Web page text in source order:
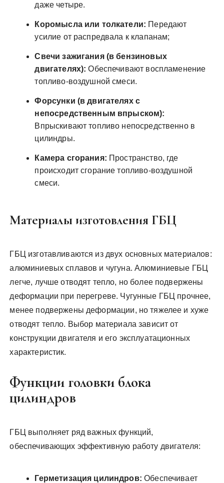
даже четыре.
Коромысла или толкатели: Передают
усилие от распредвала к клапанам;
Свечи зажигания (в бензиновых
двигателях): Обеспечивают воспламенение
топливо-воздушной смеси.
Форсунки (в двигателях с
непосредственным впрыском):
Впрыскивают топливо непосредственно в
цилиндры.
Камера сгорания: Пространство, где
происходит сгорание топливо-воздушной
смеси.
Материалы изготовления ГБЦ
ГБЦ изготавливаются из двух основных материалов:
алюминиевых сплавов и чугуна. Алюминиевые ГБЦ
легче, лучше отводят тепло, но более подвержены
деформации при перегреве. Чугунные ГБЦ прочнее,
менее подвержены деформации, но тяжелее и хуже
отводят тепло. Выбор материала зависит от
конструкции двигателя и его эксплуатационных
характеристик.
Функции головки блока
цилиндров
ГБЦ выполняет ряд важных функций,
обеспечивающих эффективную работу двигателя:
Герметизация цилиндров: Обеспечивает